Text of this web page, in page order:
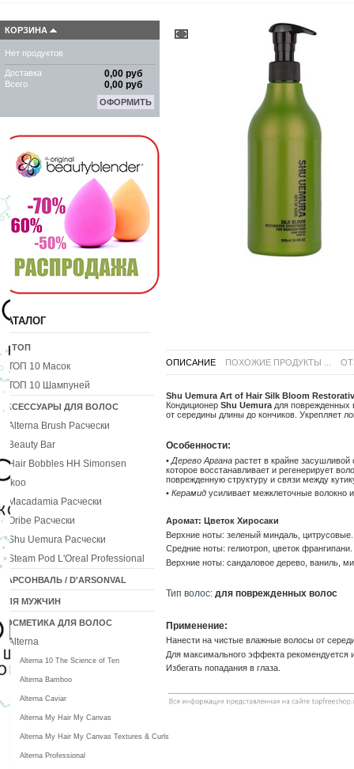
ОПИСАНИЕ ПОХОЖИЕ ПРОДУКТЫ ...
Shu Uemura Art of Hair Silk Bloom
Кондиционер Shu Uemura для поврежденных
от середины длины до кончиков. Укрепляет
Особенности:
• Дерево Аргана растет в крайне
которое восстанавливает и регенерирует
поврежденную структуру и связи между
• Керамид усиливает межклеточные волокно
Аромат: Цветок Хиросаки
Верхние ноты: зеленый миндаль, цитрусовые.
Средние ноты: гелиотроп, цветок франгипани.
Верхние ноты: сандаловое дерево, ваниль,
Тип волос: для поврежденных волос
Применение:
Нанести на чистые влажные волосы от
Для максимального эффекта
Избегать попадания в глаза.
КОРЗИНА
Нет продуктов
Доставка 0,00 руб
Всего 0,00 руб
ОФОРМИТЬ
КАТАЛОГ
10 ТОП
ТОП 10 Масок
ТОП 10 Шампуней
АКСЕССУАРЫ ДЛЯ ВОЛОС
Alterna Brush Расчески
Beauty Bar
Hair Bobbles HH Simonsen
Ikoo
Macadamia Расчески
Oribe Расчески
Shu Uemura Расчески
Steam Pod L'Oreal Professional
ДАРСОНВАЛЬ / D'ARSONVAL
ДЛЯ МУЖЧИН
КОСМЕТИКА ДЛЯ ВОЛОС
Alterna
Alterna 10 The Science of Ten
Alterna Bamboo
Alterna Caviar
Alterna My Hair My Canvas
Alterna My Hair My Canvas Textures & Curls
Alterna Professional